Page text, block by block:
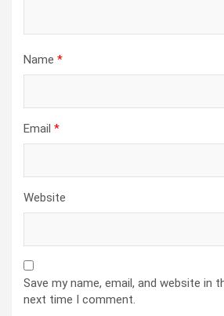
Name *
Email *
Website
Save my name, email, and website in
next time I comment.